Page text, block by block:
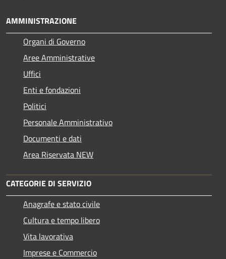
AMMINISTRAZIONE
Organi di Governo
Aree Amministrative
Uffici
Enti e fondazioni
Politici
Personale Amministrativo
Documenti e dati
Area Riservata NEW
CATEGORIE DI SERVIZIO
Anagrafe e stato civile
Cultura e tempo libero
Vita lavorativa
Imprese e Commercio